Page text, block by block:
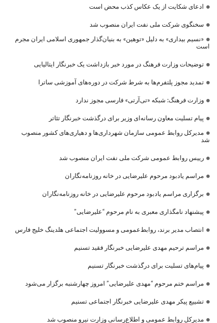
ادعای شکایت از یک عکاس کذب محض است
سخنگوی شرکت ملی نفت ایران منصوب شد
«نسیم بیداری» به دلیل «توهین» به بنیان‌گذار جمهوری اسلامی ایران مجرم
است
توضیحات وزارت فرهنگ در مورد خبر بازداشت یک خبرنگار ایتالیایی
تمدید مجوز پلتفرم‌ها به شرط شرکت در دوره‌های آموزشی ساترا
وزارت فرهنگ: شبکه «تی‌آرتی» فارسی مجوز ندارد
پیام تسلیت معاون رسانه‌ای وزیر برای درگذشت خبرنگار تئاتر
مدیرکل روابط عمومی سازمان شهرداری‌ها و دهیاری‌های کشور منصوب
شد
رییس روابط عمومی شرکت ملی نفت ایران منصوب شد
مراسم یادبود مرحوم علیرضایی در خانه روزنامه‌نگاران
برگزاری مراسم یادبود مرحوم علیرضایی در خانه روزنامه‌نگاران
پیشنهاد نامگذاری معبری به نام مرحوم “علیرضایی”
انتصاب مدیر برند، روابط‌عمومی و مسوولیت اجتماعی هلدینگ خلیج فارس
مراسم ترحیم مهدی علیرضایی خبرنگار فقید تسنیم
پیام‌های تسلیت برای درگذشت خبرنگار تسنیم
مراسم ختم مرحوم “مهدی علیرضایی” امروز چهارشنبه برگزار می‌شود
تشییع پیکر مهدی علیرضایی خبرنگار اجتماعی تسنیم
مدیرکل روابط عمومی و اطلاع‌رسانی وزارت نیرو منصوب شد